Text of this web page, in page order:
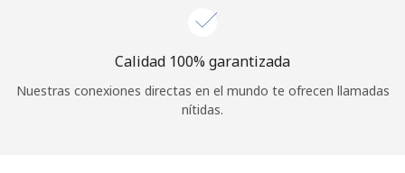
Calidad 100% garantizada
Nuestras conexiones directas en el mundo te ofrecen llamadas
nítidas.